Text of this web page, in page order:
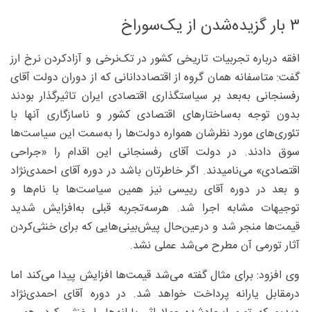
۳ بار گزیده‌شدن از یک‌سوراخ
افقه درباره تجربیات تاریخی کشور در تک‌نرخی و آزادکردن نرخ ارز
گفت: متاسفانه همان گروه از اقتصاددانانی که از دوران دولت آقای
رفسنجانی به‌بعد بر سیاستگذاری اقتصادی ایران تاثیرگذار بودند
بدون توجه به‌ساختارهای اقتصادی کشور و ناسازگاری آنها با
تئوری‌های مورد نظرشان همواره دولت‌ها را به‌سمت این سیاست‌ها
سوق دادند. در دولت آقای رفسنجانی این اقدام را «جراحی
اقتصادی» می‌نامیدند. اگر خاطرتان باشد در دوره آقای احمدی‌نژاد
و بعد در دوره آقای رییسی نیز همین سیاست‌ها با نام‌ها و
توجیهات مشابه اجرا شد. هرسه‌تجربه قبلی به‌افزایش شدید
قیمت‌ها منجر شد و درعین‌حال پیش‌بینی‌هایی که برای خنثی‌کردن
آثار تورمی آن مطرح می‌شد عملی نشد.
وی افزود: برای مثال گفته می‌شد قیمت‌ها افزایش پیدا می‌کند اما
درمقابل یارانه پرداخت خواهد شد. در دوره آقای احمدی‌نژاد